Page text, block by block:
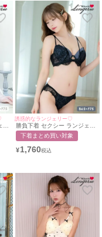
誘惑的なランジェリー♡
勝負下着 セクシー ランジェリ
ー アイラッシュレース カット
アウト 脇高 ワイヤー ブルー
ト
下着まとめ買い対象
¥1,760